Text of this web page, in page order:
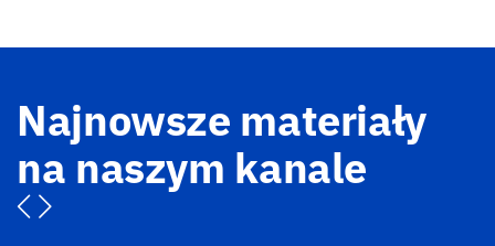
Najnowsze materiały
na naszym kanale